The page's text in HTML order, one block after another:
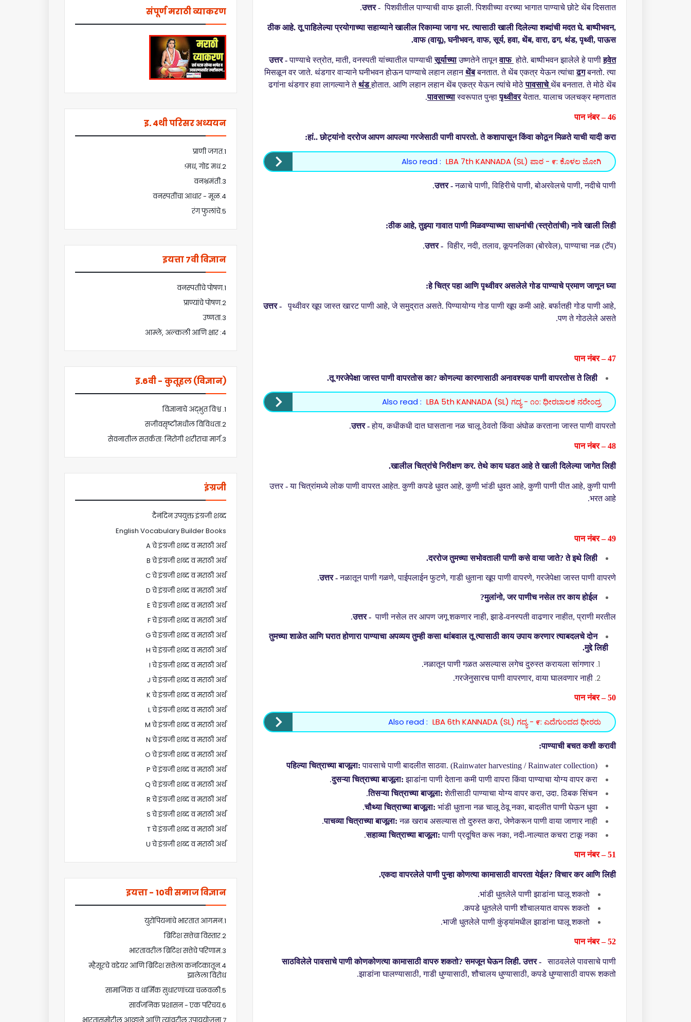
उत्तर- पिशवीतील पाण्याची वाफ झाली. पिशवीच्या वरच्या भागात पाण्याचे छोटे थेंब दिसतात.
ठीक आहे. तू पाहिलेल्या प्रयोगाच्या सहाय्याने खालील रिकाम्या जागा भर. त्यासाठी खाली दिलेल्या शब्दांची मदत घे. बाष्पीभवन,
वाफ (वायू),घनीभवन,वाफ,सूर्य,हवा, थेंब,वारा,ढग, थंड,पृथ्वी,पाऊस.
उत्तर -पाण्याचे स्त्रोत,माती,वनस्पती यांच्यातील पाण्याचीसूर्याच्याउष्णतेने तापूनवाफ होते. बाष्पीभवन झालेले हे पाणीहवेत
मिसळून वर जाते. थंडगार वाऱ्याने घनीभवन होऊन पाण्याचे लहान लहानथेंबबनतात. ते थेंब एकत्र येऊन त्यांचाढगबनतो. त्या
ढगांना थंडगार हवा लागल्याने तेथंड होतात. आणि लहान लहान थेंब एकत्र येऊन त्यांचे मोठेपावसाचे थेंब बनतात. ते मोठे थेंब
पावसाच्यास्वरूपात पुन्हापृथ्वीवरयेतात. यालाच जलचक्र म्हणतात.
पान नंबर – 46
हां.. छोट्यांनो दररोज आपण आपल्या गरजेसाठी पाणी वापरतो. ते कशापासून किंवा कोठून मिळते याची यादी करा:
Also read : LBA 7th KANNADA (SL) ಪಾಠ - ೯: ಕೊಳಲ ಜೋಗಿ
उत्तर -नळाचे पाणी,विहिरीचे पाणी,बोअरवेलचे पाणी,नदीचे पाणी.
ठीक आहे,तुझ्या गावात पाणी मिळवण्याच्या साधनांची (स्त्रोतांची) नावे खाली लिही:
उत्तर - विहीर,नदी,तलाव,कूपनलिका (बोरवेल),पाण्याचा नळ (टॅप).
हे चित्र पहा आणि पृथ्वीवर असलेले गोड पाण्याचे प्रमाण जाणून घ्या:
उत्तर - पृथ्वीवर खूप जास्त खारट पाणी आहे,जे समुद्रात असते. पिण्यायोग्य गोड पाणी खूप कमी आहे. बर्फातही गोड पाणी आहे,
पण ते गोठलेले असते.
पान नंबर – 47
तू गरजेपेक्षा जास्त पाणी वापरतोस का?कोणल्या कारणासाठी अनावश्यक पाणी वापरतोस ते लिही.
Also read : LBA 5th KANNADA (SL) ಗದ್ಯ - ೧೦: ಧೀರಬಾಲಕ ನರೇಂದ್ರ
उत्तर -होय,कधीकधी दात घासताना नळ चालू ठेवतो किंवा अंघोळ करताना जास्त पाणी वापरतो.
पान नंबर – 48
खालील चित्रांचे निरीक्षण कर. तेथे काय घडत आहे ते खाली दिलेल्या जागेत लिही.
उत्तर - या चित्रांमध्ये लोक पाणी वापरत आहेत. कुणी कपडे धुवत आहे,कुणी भांडी धुवत आहे,कुणी पाणी पीत आहे,कुणी पाणी
भरत आहे.
पान नंबर – 49
दररोज तुमच्या सभोवताली पाणी कसे वाया जाते?ते इथे लिही.
उत्तर -नळातून पाणी गळणे,पाईपलाईन फुटणे,गाडी धुताना खूप पाणी वापरणे,गरजेपेक्षा जास्त पाणी वापरणे.
मुलांनो,जर पाणीच नसेल तर काय होईल
?
उत्तर - पाणी नसेल तर आपण जगू शकणार नाही,झाडे-वनस्पती वाढणार नाहीत,प्राणी मरतील.
तुमच्या शाळेत आणि घरात होणारा पाण्याचा अपव्यय तुम्ही कसा थांबवाल तू त्यासाठी काय उपाय करणार त्याबदलचे दोन
मुद्दे लिही.
नळातून पाणी गळत असल्यास लगेच दुरुस्त करायला सांगणार.
गरजेनुसारच पाणी वापरणार,वाया घालवणार नाही.
पान नंबर – 50
Also read : LBA 6th KANNADA (SL) ಗದ್ಯ - ೯: ಎದೆಗುಂದದ ಧೀರರು
पाण्याची बचत कशी करावी:
पहिल्या चित्राच्या बाजूला: पावसाचे पाणी बादलीत साठवा. (Rainwater harvesting / Rainwater collection)
दुसऱ्या चित्राच्या बाजूला: झाडांना पाणी देताना कमी पाणी वापरा किंवा पाण्याचा योग्य वापर करा.
तिसऱ्या चित्राच्या बाजूला: शेतीसाठी पाण्याचा योग्य वापर करा,उदा. ठिबक सिंचन.
चौथ्या चित्राच्या बाजूला: भांडी धुताना नळ चालू ठेवू नका,बादलीत पाणी घेऊन धुवा.
पाचव्या चित्राच्या बाजूला: नळ खराब असल्यास तो दुरुस्त करा,जेणेकरून पाणी वाया जाणार नाही.
सहाव्या चित्राच्या बाजूला: पाणी प्रदूषित करू नका,नदी-नाल्यात कचरा टाकू नका.
पान नंबर – 51
एकदा वापरलेले पाणी पुन्हा कोणत्या कामासाठी वापरता येईल?विचार कर आणि लिही.
भांडी धुतलेले पाणी झाडांना घालू शकतो.
कपडे धुतलेले पाणी शौचालयात वापरू शकतो.
भाजी धुतलेले पाणी कुंड्यांमधील झाडांना घालू शकतो.
पान नंबर – 52
साठविलेले पावसाचे पाणी कोणकोणत्या कामासाठी वापरु शकतो?समजून घेऊन लिही. उत्तर -
साठवलेले पावसाचे पाणी
झाडांना घालण्यासाठी,गाडी धुण्यासाठी,शौचालय धुण्यासाठी,कपडे धुण्यासाठी वापरू शकतो.
संपूर्ण मराठी व्याकरण
इ. 4थी परिसर अध्ययन
1.प्राणी जगत
2.मध, गोड मध!
3.वनभ्रमंती
4.वनस्पतींचा आधार - मूळ
5.रंग फुलांचे
इयत्ता 7वी विज्ञान
1.वनस्पतींचे पोषण
2.प्राण्यांचे पोषण
3.उष्णता
4: आम्ले, अल्कली आणि क्षार
इ.6वी - कुतूहल (विज्ञान)
1. विज्ञानाचे अद्भुत विश्व
2.सजीवसृष्टीमधील विविधता
3.सेवनातील सतर्कता: निरोगी शरीराचा मार्ग
इंग्रजी
दैनंदिन उपयुक्त इंग्रजी शब्द
English Vocabulary Builder Books
A चे इंग्रजी शब्द व मराठी अर्थ
B चे इंग्रजी शब्द व मराठी अर्थ
C चे इंग्रजी शब्द व मराठी अर्थ
D चे इंग्रजी शब्द व मराठी अर्थ
E चे इंग्रजी शब्द व मराठी अर्थ
F चे इंग्रजी शब्द व मराठी अर्थ
G चे इंग्रजी शब्द व मराठी अर्थ
H चे इंग्रजी शब्द व मराठी अर्थ
I चे इंग्रजी शब्द व मराठी अर्थ
J चे इंग्रजी शब्द व मराठी अर्थ
K चे इंग्रजी शब्द व मराठी अर्थ
L चे इंग्रजी शब्द व मराठी अर्थ
M चे इंग्रजी शब्द व मराठी अर्थ
N चे इंग्रजी शब्द व मराठी अर्थ
O चे इंग्रजी शब्द व मराठी अर्थ
P चे इंग्रजी शब्द व मराठी अर्थ
Q चे इंग्रजी शब्द व मराठी अर्थ
R चे इंग्रजी शब्द व मराठी अर्थ
S चे इंग्रजी शब्द व मराठी अर्थ
T चे इंग्रजी शब्द व मराठी अर्थ
U चे इंग्रजी शब्द व मराठी अर्थ
इयत्ता - 10वी समाज विज्ञान
1.युरोपियनांचे भारतात आगमन
2.ब्रिटिश सत्तेचा विस्तार
3.भारतावरील ब्रिटिश सत्तेचे परिणाम
4.म्हैसूरचे वडेयर आणि ब्रिटिश सत्तेला कर्नाटकातून
झालेला विरोध
5.सामाजिक व धार्मिक सुधारणांच्या चळवळी
6.सार्वजनिक प्रशासन - एक परिचय